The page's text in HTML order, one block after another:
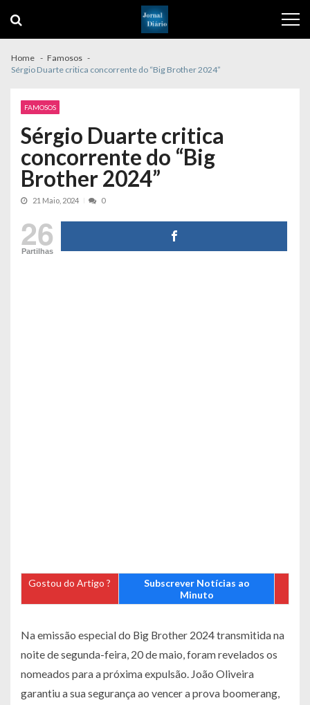
navigation
content
Home
Famosos
Sérgio Duarte critica concorrente do “Big Brother 2024”
FAMOSOS
Sérgio Duarte critica
concorrente do “Big
Brother 2024”
21 Maio, 2024 0
26
Partilhas
Gostou do Artigo ?
Subscrever Notícias ao
Minuto
Na emissão especial do Big Brother 2024 transmitida na
noite de segunda-feira, 20 de maio, foram revelados os
nomeados para a próxima expulsão. João Oliveira
garantiu a sua segurança ao vencer a prova boomerang,